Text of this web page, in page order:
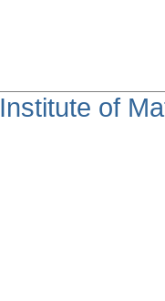
Institute of